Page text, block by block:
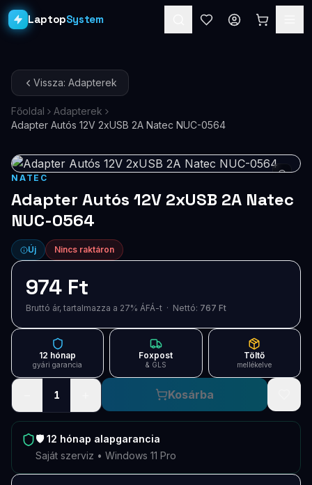
LaptopSystem
Asztali PC-k
Workstation PRO
Monitorok
Kiegészítők
Akciók
Ajándékkártya
Szolgáltatások
Új termékek
Keresés
Vissza: Adapterek
Főoldal
Adapterek
Adapter Autós 12V 2xUSB 2A Natec NUC-0564
NATEC
Adapter Autós 12V 2xUSB 2A Natec
NUC-0564
Új Nincs raktáron
974 Ft
Bruttó ár, tartalmazza a 27% ÁFÁ-t · Nettó: 767 Ft
12 hónap
gyári garancia
Foxpost
& GLS
Töltő
mellékelve
1 Kosárba
🛡️12 hónap alapgarancia
Saját szerviz • Windows 11 Pro